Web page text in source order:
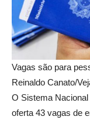
Vagas são para
Reinaldo Canato/
O Sistema
oferta 43 vagas de